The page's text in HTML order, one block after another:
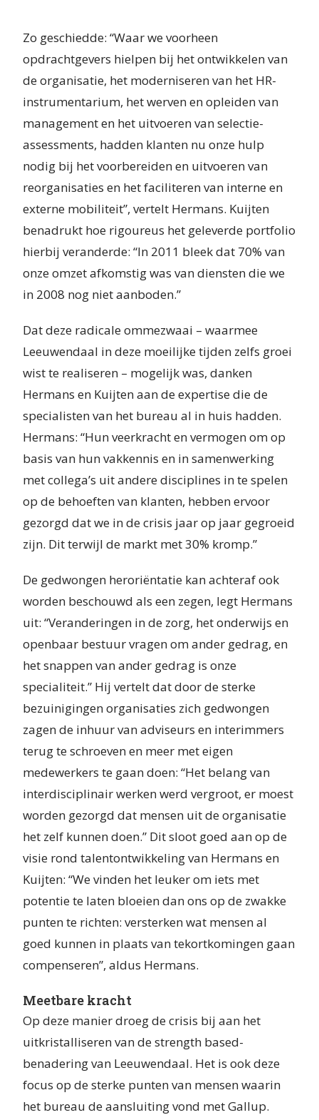
Zo geschiedde: “Waar we voorheen
opdrachtgevers hielpen bij het ontwikkelen van
de organisatie, het moderniseren van het HR-
instrumentarium, het werven en opleiden van
management en het uitvoeren van selectie-
assessments, hadden klanten nu onze hulp
nodig bij het voorbereiden en uitvoeren van
reorganisaties en het faciliteren van interne en
externe mobiliteit”, vertelt Hermans. Kuijten
benadrukt hoe rigoureus het geleverde portfolio
hierbij veranderde: “In 2011 bleek dat 70% van
onze omzet afkomstig was van diensten die we
in 2008 nog niet aanboden.”
Dat deze radicale ommezwaai – waarmee
Leeuwendaal in deze moeilijke tijden zelfs groei
wist te realiseren – mogelijk was, danken
Hermans en Kuijten aan de expertise die de
specialisten van het bureau al in huis hadden.
Hermans: “Hun veerkracht en vermogen om op
basis van hun vakkennis en in samenwerking
met collega’s uit andere disciplines in te spelen
op de behoeften van klanten, hebben ervoor
gezorgd dat we in de crisis jaar op jaar gegroeid
zijn. Dit terwijl de markt met 30% kromp.”
De gedwongen heroriëntatie kan achteraf ook
worden beschouwd als een zegen, legt Hermans
uit: “Veranderingen in de zorg, het onderwijs en
openbaar bestuur vragen om ander gedrag, en
het snappen van ander gedrag is onze
specialiteit.” Hij vertelt dat door de sterke
bezuinigingen organisaties zich gedwongen
zagen de inhuur van adviseurs en interimmers
terug te schroeven en meer met eigen
medewerkers te gaan doen: “Het belang van
interdisciplinair werken werd vergroot, er moest
worden gezorgd dat mensen uit de organisatie
het zelf kunnen doen.” Dit sloot goed aan op de
visie rond talentontwikkeling van Hermans en
Kuijten: “We vinden het leuker om iets met
potentie te laten bloeien dan ons op de zwakke
punten te richten: versterken wat mensen al
goed kunnen in plaats van tekortkomingen gaan
compenseren”, aldus Hermans.
Meetbare kracht
Op deze manier droeg de crisis bij aan het
uitkristalliseren van de strength based-
benadering van Leeuwendaal. Het is ook deze
focus op de sterke punten van mensen waarin
het bureau de aansluiting vond met Gallup.